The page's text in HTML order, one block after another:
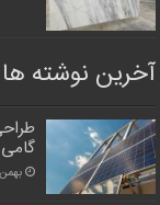
آخرین نوشته ها
بهمن/۴ /